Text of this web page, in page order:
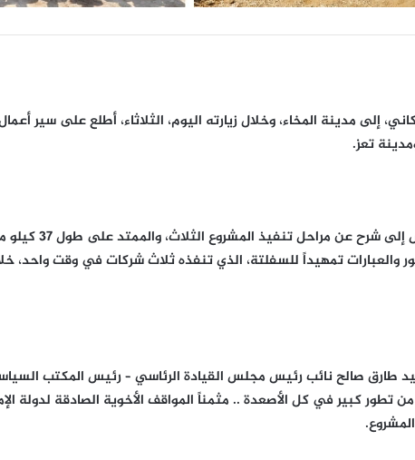
إلى مدينة المخاء، وخلال زيارته اليوم، الثلاثاء، أطلع على سير
تعز.
واستمع رئيس
والعبارات تمهيداً للسفلتة، الذي تنفذه ثلاث شركات في وقت واحد،
طارق صالح نائب رئيس مجلس القيادة الرئاسي – رئيس المكتب
تطور كبير في كل الأصعدة .. مثمناً المواقف الأخوية الصادقة لدولة